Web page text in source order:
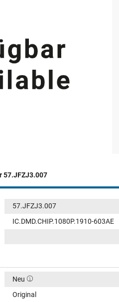
57.JFZJ3.007
57.JFZJ3.007
IC.DMD.CHIP.1080P.1910-603AE
Neu
Original